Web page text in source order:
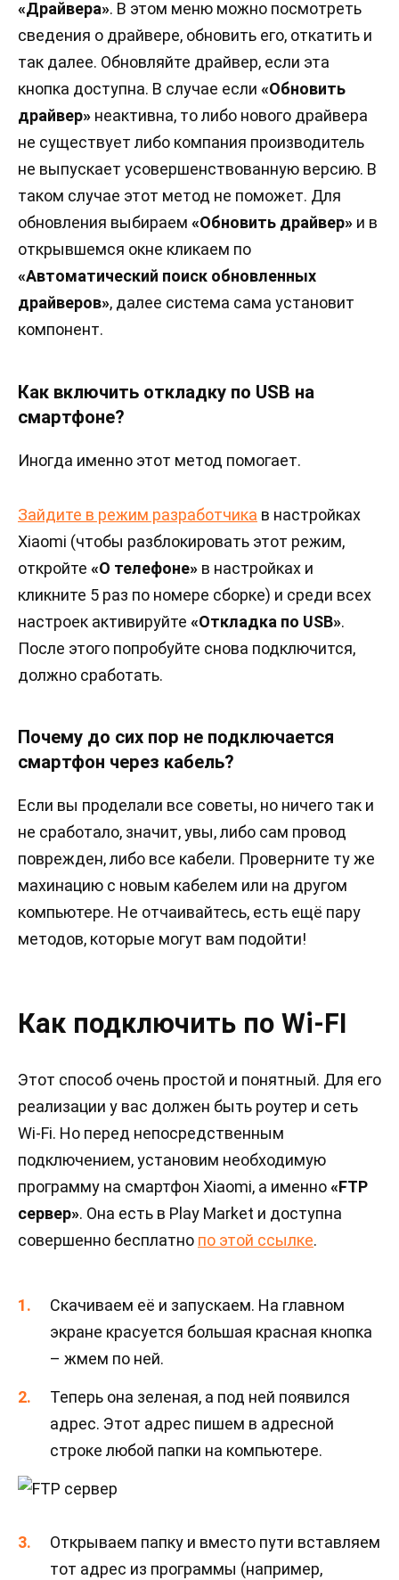
«Драйвера». В этом меню можно посмотреть
сведения о драйвере, обновить его, откатить и
так далее. Обновляйте драйвер, если эта
кнопка доступна. В случае если «Обновить
драйвер» неактивна, то либо нового драйвера
не существует либо компания производитель
не выпускает усовершенствованную версию. В
таком случае этот метод не поможет. Для
обновления выбираем «Обновить драйвер» и в
открывшемся окне кликаем по
«Автоматический поиск обновленных
драйверов», далее система сама установит
компонент.
Как включить откладку по USB на
смартфоне?
Иногда именно этот метод помогает.
Зайдите в режим разработчика в настройках
Xiaomi (чтобы разблокировать этот режим,
откройте «О телефоне» в настройках и
кликните 5 раз по номере сборке) и среди всех
настроек активируйте «Откладка по USB».
После этого попробуйте снова подключится,
должно сработать.
Почему до сих пор не подключается
смартфон через кабель?
Если вы проделали все советы, но ничего так и
не сработало, значит, увы, либо сам провод
поврежден, либо все кабели. Проверните ту же
махинацию с новым кабелем или на другом
компьютере. Не отчаивайтесь, есть ещё пару
методов, которые могут вам подойти!
Как подключить по Wi-FI
Этот способ очень простой и понятный. Для его
реализации у вас должен быть роутер и сеть
Wi-Fi. Но перед непосредственным
подключением, установим необходимую
программу на смартфон Xiaomi, а именно«FTP
сервер». Она есть в Play Market и доступна
совершенно бесплатно по этой ссылке.
Скачиваем её и запускаем. На главном
экране красуется большая красная кнопка
– жмем по ней.
Теперь она зеленая, а под ней появился
адрес. Этот адрес пишем в адресной
строке любой папки на компьютере.
Открываем папку и вместо пути вставляем
тот адрес из программы (например,